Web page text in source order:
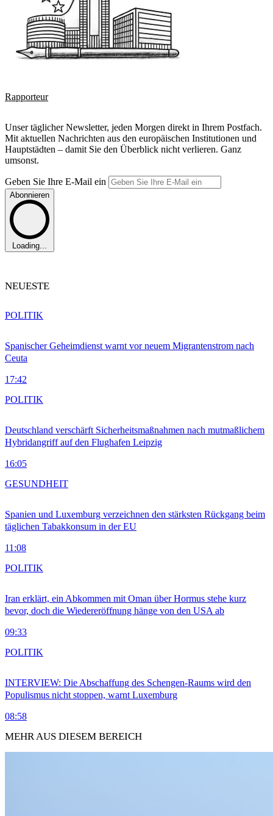
Rapporteur
Unser täglicher Newsletter, jeden Morgen direkt in Ihrem Postfach.
Mit aktuellen Nachrichten aus den europäischen Institutionen und
Hauptstädten – damit Sie den Überblick nicht verlieren. Ganz
umsonst.
Geben Sie Ihre E-Mail ein
Abonnieren
Loading...
NEUESTE
Spanischer Geheimdienst warnt vor neuem Migrantenstrom nach
Ceuta
17:42
POLITIK
Deutschland verschärft Sicherheitsmaßnahmen nach mutmaßlichem
Hybridangriff auf den Flughafen Leipzig
16:05
POLITIK
Spanien und Luxemburg verzeichnen den stärksten Rückgang beim
täglichen Tabakkonsum in der EU
11:08
GESUNDHEIT
Iran erklärt, ein Abkommen mit Oman über Hormus stehe kurz
bevor, doch die Wiedereröffnung hänge von den USA ab
09:33
POLITIK
INTERVIEW: Die Abschaffung des Schengen-Raums wird den
Populismus nicht stoppen, warnt Luxemburg
08:58
POLITIK
MEHR AUS DIESEM BEREICH